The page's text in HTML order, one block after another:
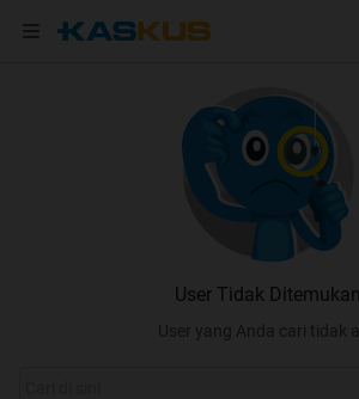
User Tidak Ditemukan
User yang Anda cari tidak